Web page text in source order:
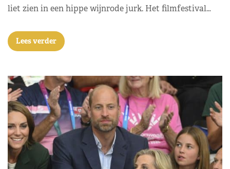
liet zien in een hippe wijnrode jurk. Het filmfestival…
Lees verder